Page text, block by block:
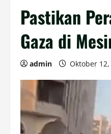
Pastikan
Gaza di
admin Oktober 12,